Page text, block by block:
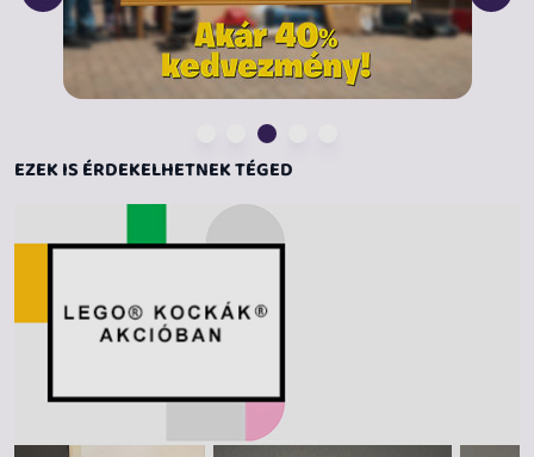
vezetik be a fiatal LEGO építőket a műszaki
tudományok világába. Lepd meg gyermekedet egy
egyszerű és intuitív építési kalanddal, amelyet a LEGO
Builder app nyújt! Az alkalmazásban a gyerekek
felnagyíthatják és megforgathatják a modellek 3D-s
változatát, készleteket menthetnek el, és nyomon
Játék és kiállítás – Az autó megépítése és felfedezése
után a gyerekek büszkén kiállíthatják a modelljüket.
magas, 28 cm hosszú és 12 cm széles.
Segítséget nyújtó app – A LEGO® Builder app intuitív
követhetik a haladásukat, és készleteket menthetnek el,
miközben új készségeket is tanulnak.
EZEK IS ÉRDEKELHETNEK TÉGED